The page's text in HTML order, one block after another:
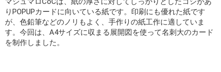
りPOPUPカードに向いている紙です。印刷にも優れた紙です
が、色鉛筆などのノリもよく、手作りの紙工作に適していま
す。今回は、A4サイズに収まる展開図を使って名刺大のカード
を制作しました。